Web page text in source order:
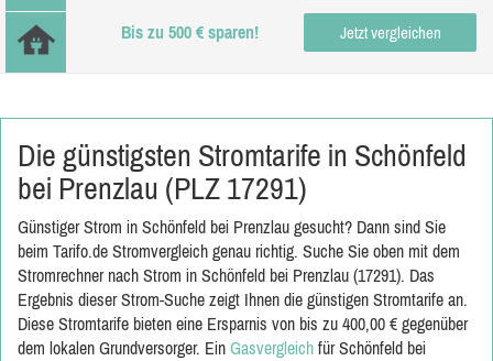
Bis zu 500 € sparen! Jetzt vergleichen
Die günstigsten Stromtarife in Schönfeld
bei Prenzlau (PLZ 17291)
Günstiger Strom in Schönfeld bei Prenzlau gesucht? Dann sind Sie
beim Tarifo.de Stromvergleich genau richtig. Suche Sie oben mit dem
Stromrechner nach Strom in Schönfeld bei Prenzlau (17291). Das
Ergebnis dieser Strom-Suche zeigt Ihnen die günstigen Stromtarife an.
Diese Stromtarife bieten eine Ersparnis von bis zu 400,00 € gegenüber
dem lokalen Grundversorger. Ein Gasvergleich für Schönfeld bei